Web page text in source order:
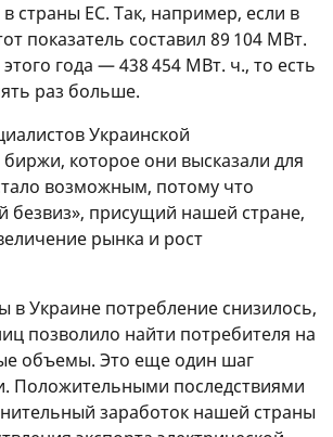
страны ЕС. Так, например, если в
показатель составил 89 104 МВт.
года — 438 454 МВт. ч., то есть
раз больше.
Украинской
биржи, которое они высказали для
возможным, потому что
безвиз», присущий нашей стране,
рынка и рост
в Украине потребление снизилось,
позволило найти потребителя на
объемы. Это еще один шаг
Положительными последствиями
заработок нашей страны